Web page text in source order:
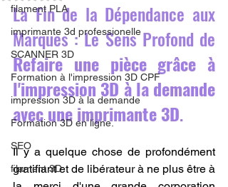
filament PLA
imprimante 3d professionelle
SCANNER 3D
Formation à l'impression 3D CPF
impression 3D à la demande
Formation 3D en ligne.
SEO
filament 3D
La Fin de la Dépendance aux
Refaire une pièce grâce à
l'impression 3D à la demande
avec une imprimante 3D.
Il y a quelque chose de profondément
gratifiant et de libérateur à ne plus être à